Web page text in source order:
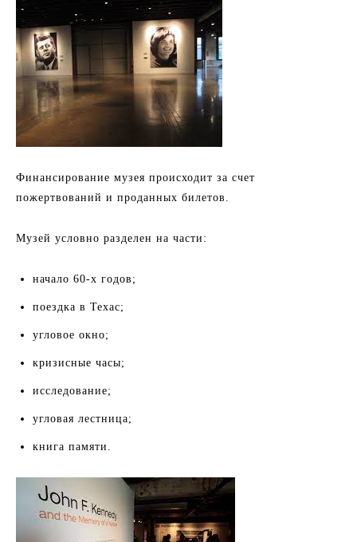
Финансирование музея происходит за счет
пожертвований и проданных билетов.
Музей условно разделен на части:
начало 60-х годов;
поездка в Техас;
угловое окно;
кризисные часы;
исследование;
угловая лестница;
книга памяти.